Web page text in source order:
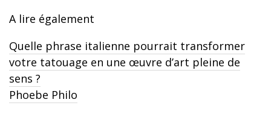
A lire également
Quelle phrase italienne pourrait transformer
votre tatouage en une œuvre d’art pleine de
sens ?
Phoebe Philo